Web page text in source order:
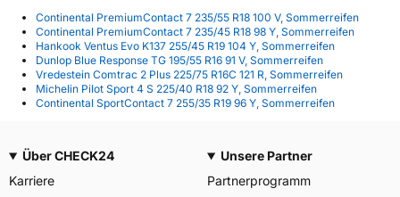
Continental PremiumContact 7 235/55 R18 100 V, Sommerreifen
Continental PremiumContact 7 235/45 R18 98 Y, Sommerreifen
Hankook Ventus Evo K137 255/45 R19 104 Y, Sommerreifen
Dunlop Blue Response TG 195/55 R16 91 V, Sommerreifen
Vredestein Comtrac 2 Plus 225/75 R16C 121 R, Sommerreifen
Michelin Pilot Sport 4 S 225/40 R18 92 Y, Sommerreifen
Continental SportContact 7 255/35 R19 96 Y, Sommerreifen
Über CHECK24
Karriere
Unsere Partner
Partnerprogramm